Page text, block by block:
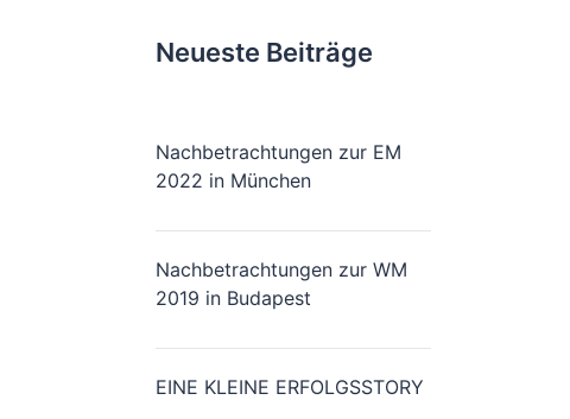
Neueste Beiträge
Nachbetrachtungen zur EM
2022 in München
Nachbetrachtungen zur WM
2019 in Budapest
EINE KLEINE ERFOLGSSTORY